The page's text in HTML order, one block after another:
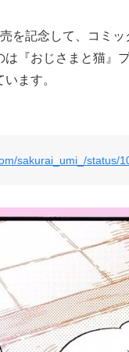
を記念して、コミ
は『おじさまと猫』
ます。
sakurai_umi_/status/